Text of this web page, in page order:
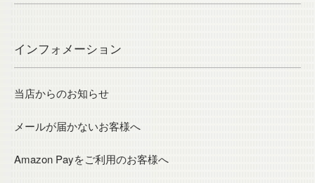
インフォメーション
当店からのお知らせ
メールが届かないお客様へ
Amazon Payをご利用のお客様へ